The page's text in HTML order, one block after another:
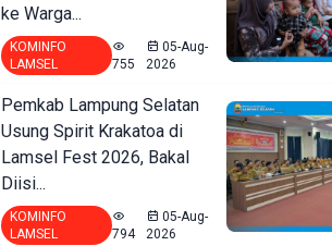
ke Warga...
KOMINFO
LAMSEL
755
05-Aug-
2026
Pemkab Lampung Selatan
Usung Spirit Krakatoa di
Lamsel Fest 2026, Bakal
Diisi...
KOMINFO
LAMSEL
794
05-Aug-
2026